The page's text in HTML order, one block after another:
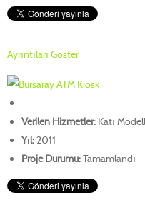
Ayrıntıları Göster
Verilen Hizmetler: Katı
Yıl:2011
Proje Durumu:Tamamlandı